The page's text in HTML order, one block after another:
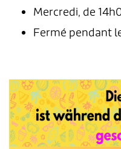
Mercredi, de
Fermé pendant